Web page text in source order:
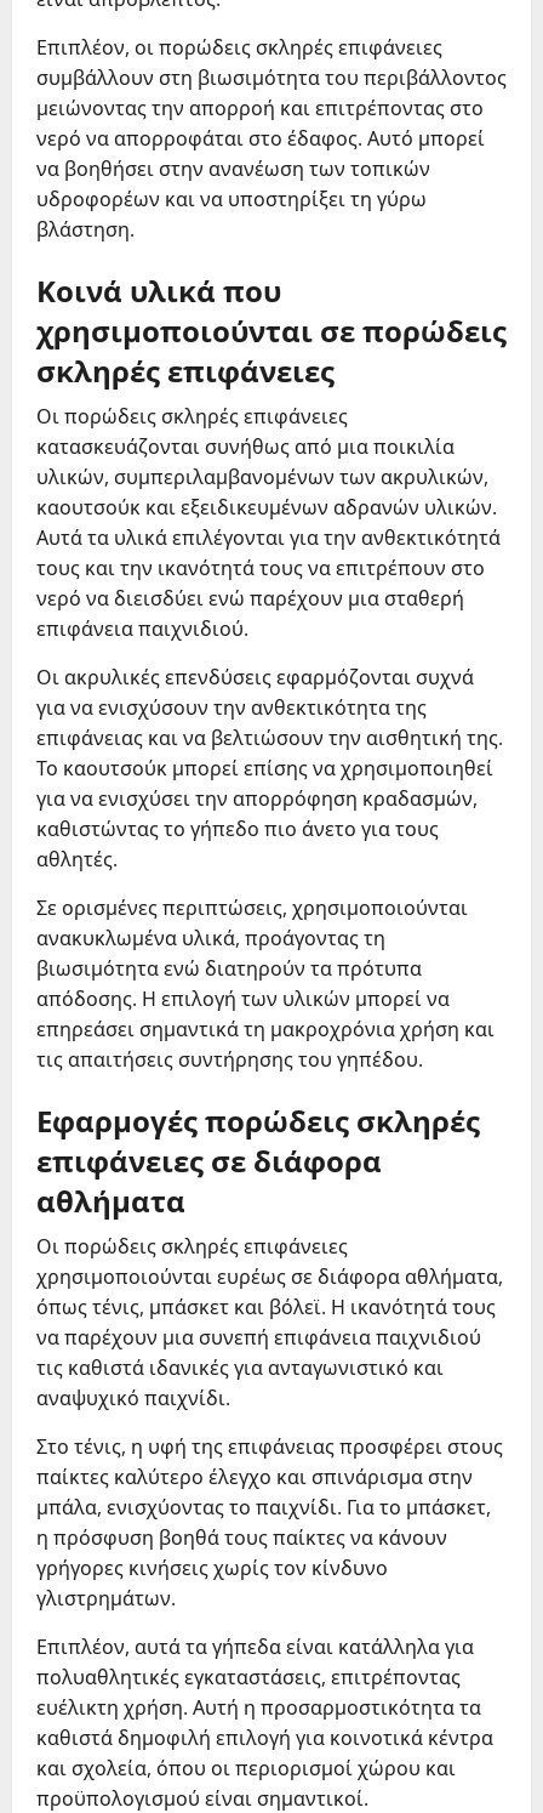
Επιπλέον, οι πορώδεις σκληρές επιφάνειες
συμβάλλουν στη βιωσιμότητα του περιβάλλοντος
μειώνοντας την απορροή και επιτρέποντας στο
νερό να απορροφάται στο έδαφος. Αυτό μπορεί
να βοηθήσει στην ανανέωση των τοπικών
υδροφορέων και να υποστηρίξει τη γύρω
βλάστηση.
Κοινά υλικά που
χρησιμοποιούνται σε πορώδεις
σκληρές επιφάνειες
Οι πορώδεις σκληρές επιφάνειες
κατασκευάζονται συνήθως από μια ποικιλία
υλικών, συμπεριλαμβανομένων των ακρυλικών,
καουτσούκ και εξειδικευμένων αδρανών υλικών.
Αυτά τα υλικά επιλέγονται για την ανθεκτικότητά
τους και την ικανότητά τους να επιτρέπουν στο
νερό να διεισδύει ενώ παρέχουν μια σταθερή
επιφάνεια παιχνιδιού.
Οι ακρυλικές επενδύσεις εφαρμόζονται συχνά
για να ενισχύσουν την ανθεκτικότητα της
επιφάνειας και να βελτιώσουν την αισθητική της.
Το καουτσούκ μπορεί επίσης να χρησιμοποιηθεί
για να ενισχύσει την απορρόφηση κραδασμών,
καθιστώντας το γήπεδο πιο άνετο για τους
αθλητές.
Σε ορισμένες περιπτώσεις, χρησιμοποιούνται
ανακυκλωμένα υλικά, προάγοντας τη
βιωσιμότητα ενώ διατηρούν τα πρότυπα
απόδοσης. Η επιλογή των υλικών μπορεί να
επηρεάσει σημαντικά τη μακροχρόνια χρήση και
τις απαιτήσεις συντήρησης του γηπέδου.
Εφαρμογές πορώδεις σκληρές
επιφάνειες σε διάφορα
αθλήματα
Οι πορώδεις σκληρές επιφάνειες
χρησιμοποιούνται ευρέως σε διάφορα αθλήματα,
όπως τένις, μπάσκετ και βόλεϊ. Η ικανότητά τους
να παρέχουν μια συνεπή επιφάνεια παιχνιδιού
τις καθιστά ιδανικές για ανταγωνιστικό και
αναψυχικό παιχνίδι.
Στο τένις, η υφή της επιφάνειας προσφέρει στους
παίκτες καλύτερο έλεγχο και σπινάρισμα στην
μπάλα, ενισχύοντας το παιχνίδι. Για το μπάσκετ,
η πρόσφυση βοηθά τους παίκτες να κάνουν
γρήγορες κινήσεις χωρίς τον κίνδυνο
γλιστρημάτων.
Επιπλέον, αυτά τα γήπεδα είναι κατάλληλα για
πολυαθλητικές εγκαταστάσεις, επιτρέποντας
ευέλικτη χρήση. Αυτή η προσαρμοστικότητα τα
καθιστά δημοφιλή επιλογή για κοινοτικά κέντρα
και σχολεία, όπου οι περιορισμοί χώρου και
προϋπολογισμού είναι σημαντικοί.